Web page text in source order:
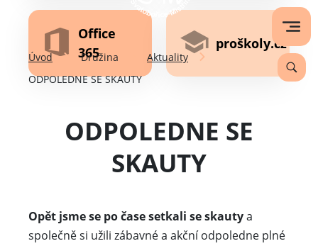
Office
365
proškoly.cz
Úvod Družina
Aktuality
ODPOLEDNE SE SKAUTY
ODPOLEDNE SE
SKAUTY
Opět jsme se po čase setkali se skautya
společně si užili zábavné a akční odpoledne plné